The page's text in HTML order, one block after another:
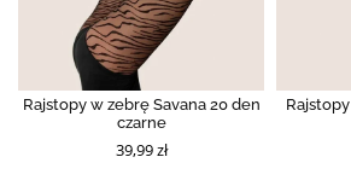
Rajstopy w zebrę Savana 20 den
czarne
39,99 zł